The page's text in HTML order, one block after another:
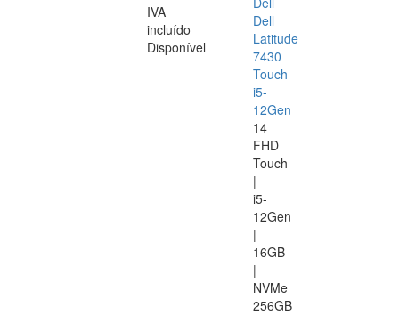
IVA
incluído
Disponível
Dell
Latitude
7430
Touch
i5-
12Gen
14
FHD
Touch
|
i5-
12Gen
|
16GB
|
NVMe
256GB